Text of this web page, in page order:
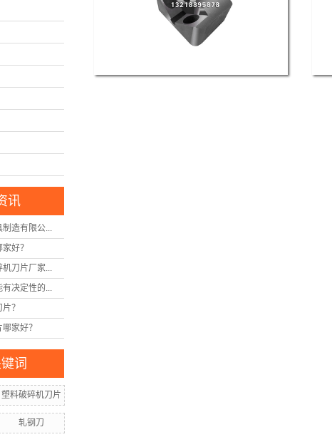
讯
制造有限公...
好？
刀片厂家...
决定性的...
？
家好？
词
塑料破碎机刀片
轧钢刀